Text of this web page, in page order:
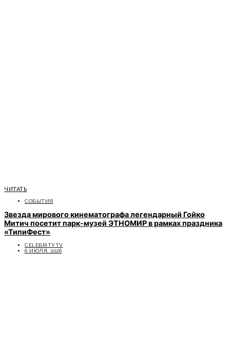
ЧИТАТЬ
СОБЫТИЯ
Звезда мирового кинематографа легендарный Гойко
Митич посетит парк-музей ЭТНОМИР в рамках праздника
«ТипиФест»
CELEBRITYTV
6 ИЮЛЯ, 2026